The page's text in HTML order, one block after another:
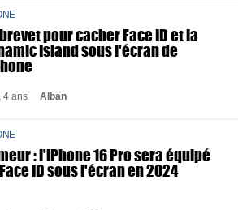
pour cacher Face ID et la
Island sous l'écran de
4 ans Alban
: l'iPhone 16 Pro sera équipé
ID sous l'écran en 2024